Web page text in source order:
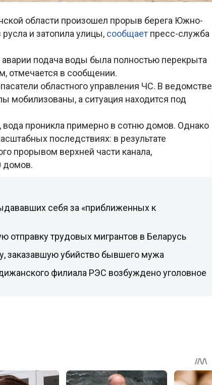
области произошел прорыв берега Южно-
и затопила улицы, сообщает пресс-служба
подача воды была полностью перекрыта
отмечается в сообщении.
областного управления ЧС. В ведомстве
мобилизованы, а ситуация находится под
проникла примерно в сотню домов. Однако
последствиях: в результате
прорывом верхней части канала,
домов.
себя за «приближенных к
отправку трудовых мигрантов в Беларусь
заказавшую убийство бывшего мужа
филиала РЭС возбуждено уголовное